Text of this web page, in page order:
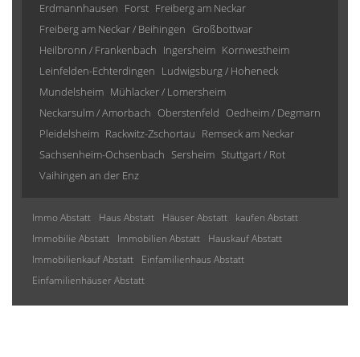
Erdmannhausen Forst Freiberg am Neckar
Freiberg am Neckar / Beihingen Großbottwar
Heilbronn / Frankenbach Ingersheim Kornwestheim
Leinfelden-Echterdingen Ludwigsburg / Hoheneck
Mundelsheim Mühlacker / Lomersheim
Neckarsulm / Amorbach Oberstenfeld Oedheim / Degmarn
Pleidelsheim Rackwitz-Zschortau Remseck am Neckar
Sachsenheim-Ochsenbach Sersheim Stuttgart / Rot
Vaihingen an der Enz
Immo Abstatt Haus Abstatt Häuser Abstatt
kaufen Abstatt
Immobilie Abstatt
Immobilien Abstatt
Hauskauf Abstatt
Immobilienkauf Abstatt
Einfamilienhaus Abstatt
Einfamilienhäuser Abstatt